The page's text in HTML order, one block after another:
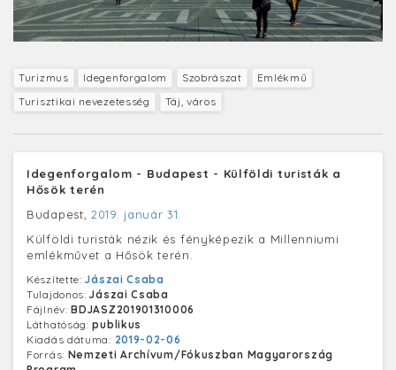
Turizmus Idegenforgalom Szobrászat
Emlékmű
Turisztikai nevezetesség
Táj, város
Idegenforgalom - Budapest - Külföldi turisták a
Hősök terén
Budapest, 2019. január 31.
Külföldi turisták nézik és fényképezik a Millenniumi
emlékművet a Hősök terén.
Készítette:Jászai Csaba
Tulajdonos:Jászai Csaba
Fájlnév:BDJASZ201901310006
Láthatóság:publikus
Kiadás dátuma: 2019-02-06
Forrás: Nemzeti Archívum/Fókuszban Magyarország